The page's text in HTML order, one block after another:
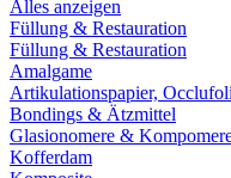
Alles anzeigen
Füllung & Restauration
Füllung & Restauration
Amalgame
Artikulationspapier,
Bondings & Ätzmittel
Glasionomere &
Kofferdam